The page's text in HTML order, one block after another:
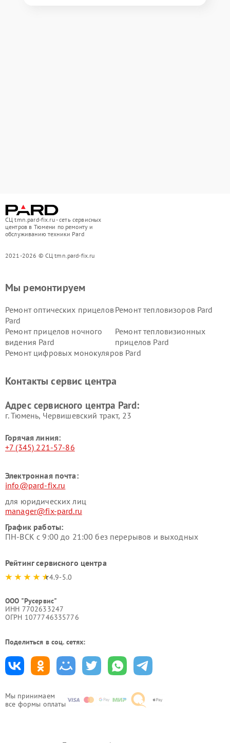
СЦ tmn.pard-fix.ru - сеть сервисных
центров в Тюмени по ремонту и
обслуживанию техники Pard
2021-2026 © СЦ tmn.pard-fix.ru
Мы принимаем
все формы оплаты
Мы ремонтируем
Ремонт оптических прицелов
Pard
Ремонт тепловизоров Pard
Ремонт прицелов ночного
видения Pard
Ремонт тепловизионных
прицелов Pard
Ремонт цифровых монокуляров Pard
Контакты сервис центра
Адрес сервисного центра Pard:
г. Тюмень, ​Червишевский тракт, 23
Горячая линия:
+7 (345) 221-57-86
Электронная почта:
info@pard-fix.ru
для юридических лиц
manager@fix-pard.ru
График работы:
ПН-ВСК с 9:00 до 21:00 без перерывов и выходных
Рейтинг сервисного центра
4.9-5.0
ООО "Русервис"
ИНН 7702633247
ОГРН 1077746335776
Поделиться в соц. сетях: